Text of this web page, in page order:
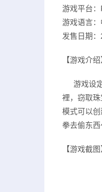
游戏平台：
游戏语言：
发售日期
【游戏介绍
游戏设定
裡，窃取
模式可以
拳去偷东西
【游戏截图